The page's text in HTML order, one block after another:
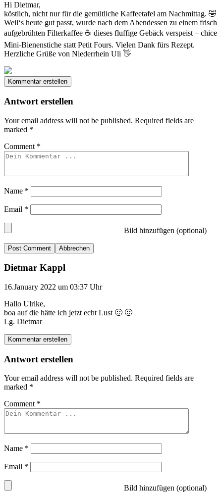
Hi Dietmar,
köstlich, nicht nur für die gemütliche Kaffeetafel am Nachmittag. 🤣
Weil‘s heute gut passt, wurde nach dem Abendessen zu einem frisch
aufgebrühten Filterkaffee ☕️ dieses fluffige Gebäck verspeist – chice
Mini-Bienenstiche statt Petit Fours. Vielen Dank fürs Rezept.
Herzliche Grüße von Niederrhein Uli 👋
Kommentar erstellen
Antwort erstellen
Your email address will not be published. Required fields are
marked *
Comment *
Name *
Email *
Bild hinzufügen (optional)
Abbrechen
Dietmar Kappl
16.January 2022 um 03:37 Uhr
Hallo Ulrike,
boa auf die hätte ich jetzt echt Lust 🙂 🙂
Lg. Dietmar
Kommentar erstellen
Antwort erstellen
Your email address will not be published. Required fields are
marked *
Comment *
Name *
Email *
Bild hinzufügen (optional)